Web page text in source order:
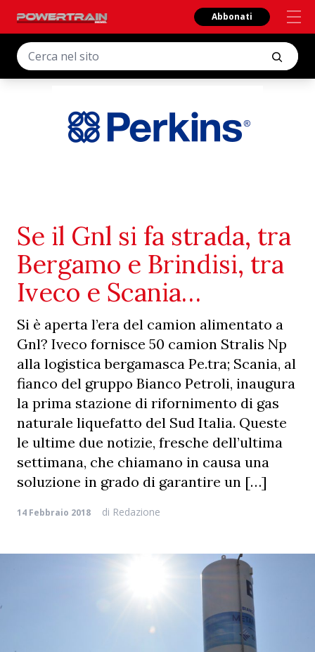
Abbonati
Se il Gnl si fa strada, tra
Bergamo e Brindisi, tra
Iveco e Scania…
Si è aperta l’era del camion alimentato a
Gnl? Iveco fornisce 50 camion Stralis Np
alla logistica bergamasca Pe.tra; Scania, al
fianco del gruppo Bianco Petroli, inaugura
la prima stazione di rifornimento di gas
naturale liquefatto del Sud Italia. Queste
le ultime due notizie, fresche dell’ultima
settimana, che chiamano in causa una
soluzione in grado di garantire un […]
14 Febbraio 2018 di Redazione